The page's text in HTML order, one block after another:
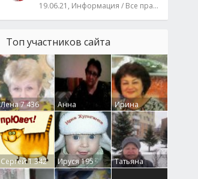
19.06.21, Информация / Все праздники
Топ участников сайта
Лена7 436
Анна
Гумлевая0
Ирина
Бруцкая41
Сергей1 342 Ируся195
Татьяна
Крючкова0